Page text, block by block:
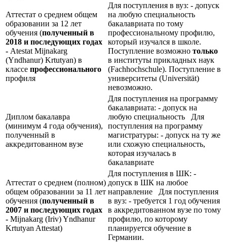
Аттестат о среднем общем
образовании за 12 лет
обучения (полученный в
2018 и последующих годах
- Atestat Mijnakarg
(Yndhanur) Krtutyan) в
классе профессионального
профиля
Для поступления в вуз: - допуск
на любую специальность
бакалавриата по тому
профессиональному профилю,
который изучался в школе.
Поступление возможно только
в институты прикладных наук
(Fachhochschule). Поступление в
университеты (Universität)
невозможно.
Диплом бакалавра
(минимум 4 года обучения),
полученный в
аккредитованном вузе
Для поступления на программу
бакалавриата: - допуск на
любую специальность Для
поступления на программу
магистратуры: - допуск на ту же
или схожую специальность,
которая изучалась в
бакалавриате
Аттестат о среднем (полном)
общем образовании за 11 лет
обучения (полученный в
2007 и последующих годах
- Mijnakarg (Iriv) Yndhanur
Krtutyan Attestat)
Для поступления в ШК: -
допуск в ШК на любое
направление Для поступления
в вуз: - требуется 1 год обучения
в аккредитованном вузе по тому
профилю, по которому
планируется обучение в
Германии.